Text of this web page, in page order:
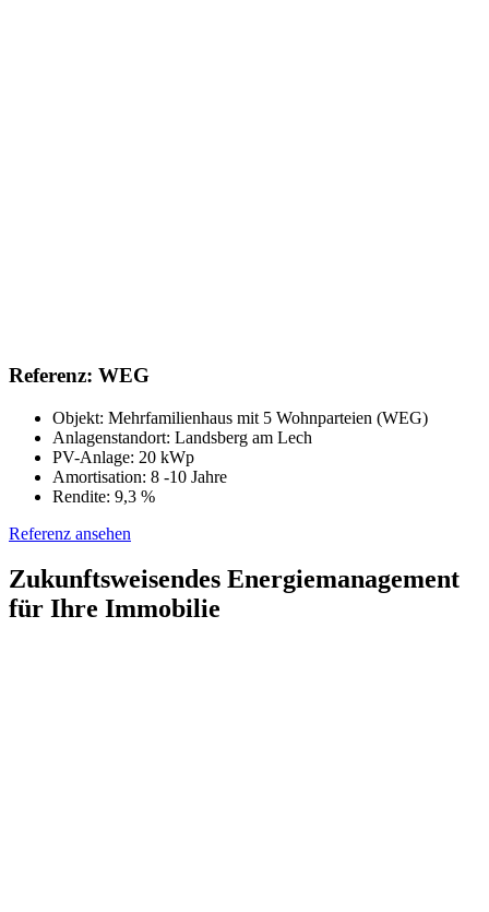
Referenz: WEG
Objekt: Mehrfamilienhaus mit 5 Wohnparteien (WEG)
Anlagenstandort: Landsberg am Lech
PV-Anlage: 20 kWp
Amortisation: 8 -10 Jahre
Rendite: 9,3 %
Referenz ansehen
Zukunftsweisendes Energiemanagement
für Ihre Immobilie